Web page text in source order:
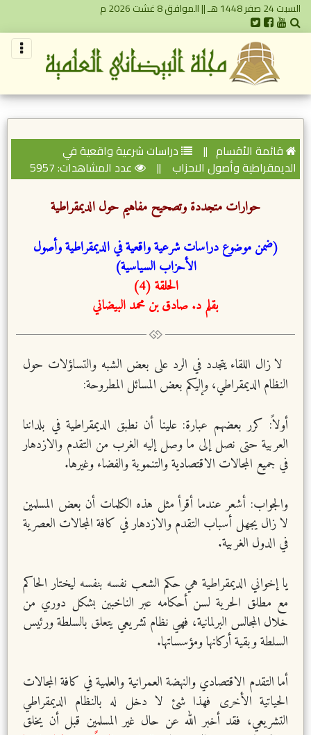
السبت 24 صفر 1448 هـ || الموافق 8 غشت 2026 م
قائمة الأقسام ||
دراسات شرعية واقعية في
الديمقراطية وأصول الاحزاب || عدد المشاهدات: 5957
حوارات متجددة وتصحيح مفاهيم حول الديمقراطية
(ضمن موضوع دراسات شرعية واقعية في الديمقراطية وأصول
الأحزاب السياسية)
الحلقة (4)
بقلم د. صادق بن محمد البيضاني
لا زال اللقاء يتجدد في الرد على بعض الشبه والتساؤلات حول
النظام الديمقراطي، وإليكم بعض المسائل المطروحة:
أولاً: كرر بعضهم عبارة: علينا أن نطبق الديمقراطية في بلداننا
العربية حتى نصل إلى ما وصل إليه الغرب من التقدم والازدهار
في جميع المجالات الاقتصادية والتنموية والفضاء وغيرها.
والجواب: أشعر عندما أقرأ مثل هذه الكلمات أن بعض المسلمين
لا زال يجهل أسباب التقدم والازدهار في كافة المجالات العصرية
في الدول الغربية.
يا إخواني الديمقراطية هي حكم الشعب نفسه بنفسه ليختار الحاكم
مع مطلق الحرية لسن أحكامه عبر الناخبين بشكل دوري من
خلال المجالس البرلمانية، فهي نظام تشريعي يتعلق بالسلطة ورئيس
السلطة وبقية أركانها ومؤسساتها.
أما التقدم الاقتصادي والنهضة العمرانية والعلمية في كافة المجالات
الحياتية الأخرى فهذا شئ لا دخل له بالنظام الديمقراطي
التشريعي، فقد أخبر الله عن حال غير المسلمين قبل أن يخلق